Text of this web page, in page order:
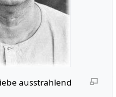
ausstrahlend